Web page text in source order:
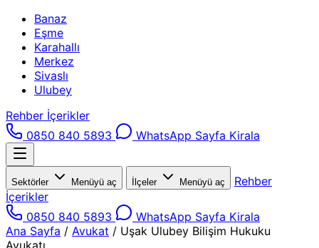
Banaz
Eşme
Karahallı
Merkez
Sivaslı
Ulubey
Rehber İçerikler
0850 840 5893
WhatsApp Sayfa Kirala
Sektörler Menüyü aç İlçeler Menüyü aç
Rehber
İçerikler
0850 840 5893
WhatsApp Sayfa Kirala
Ana Sayfa / Avukat / Uşak Ulubey Bilişim Hukuku
Avukatı